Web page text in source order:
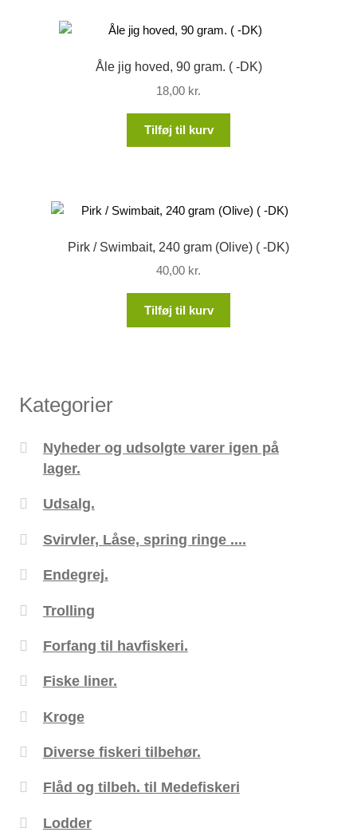
Åle jig hoved, 90 gram. ( -DK)
18,00 kr.
Tilføj til kurv
Pirk / Swimbait, 240 gram (Olive) ( -DK)
40,00 kr.
Tilføj til kurv
Kategorier
Nyheder og udsolgte varer igen på
lager.
Udsalg.
Svirvler, Låse, spring ringe ....
Endegrej.
Trolling
Forfang til havfiskeri.
Fiske liner.
Kroge
Diverse fiskeri tilbehør.
Flåd og tilbeh. til Medefiskeri
Lodder